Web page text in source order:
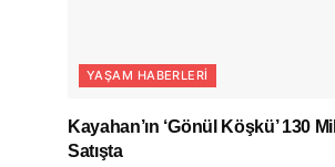
YAŞAM HABERLERI
Kayahan’ın ‘Gönül Köşkü’ 130
Satışta